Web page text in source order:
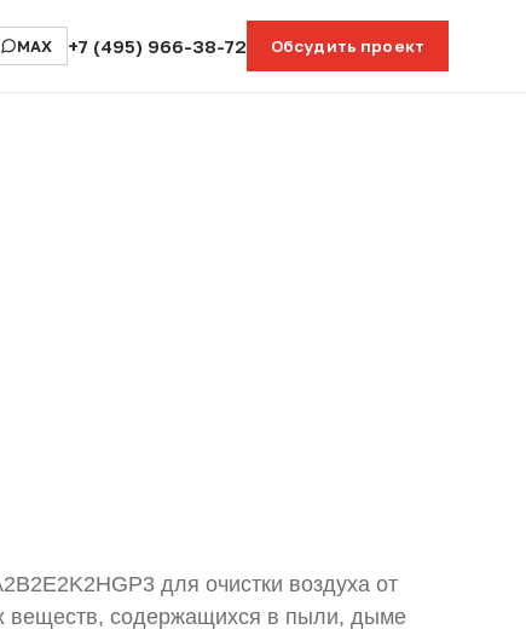
MAX +7 (495) 966-38-72 Обсудить проект
для очистки воздуха от
веществ, содержащихся в пыли, дыме